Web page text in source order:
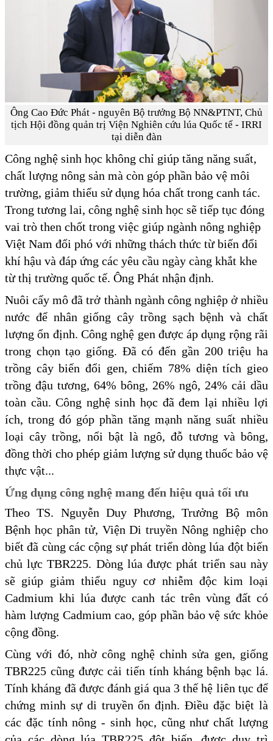
Ông Cao Đức Phát - nguyên Bộ trưởng Bộ NN&PTNT, Chủ
tịch Hội đồng quản trị Viện Nghiên cứu lúa Quốc tế - IRRI
tại diễn đàn
Công nghệ sinh học không chỉ giúp tăng năng suất,
chất lượng nông sản mà còn góp phần bảo vệ môi
trường, giảm thiểu sử dụng hóa chất trong canh tác.
Trong tương lai, công nghệ sinh học sẽ tiếp tục đóng
vai trò then chốt trong việc giúp ngành nông nghiệp
Việt Nam đối phó với những thách thức từ biến đổi
khí hậu và đáp ứng các yêu cầu ngày càng khắt khe
từ thị trường quốc tế. Ông Phát nhận định.
Nuôi cấy mô đã trở thành ngành công nghiệp ở nhiều
nước để nhân giống cây trồng sạch bệnh và chất
lượng ổn định. Công nghệ gen được áp dụng rộng rãi
trong chọn tạo giống. Đã có đến gần 200 triệu ha
trồng cây biến đổi gen, chiếm 78% diện tích gieo
trồng đậu tương, 64% bông, 26% ngô, 24% cải dầu
toàn cầu. Công nghệ sinh học đã đem lại nhiều lợi
ích, trong đó góp phần tăng mạnh năng suất nhiều
loại cây trồng, nổi bật là ngô, đỗ tương và bông,
đồng thời cho phép giảm lượng sử dụng thuốc bảo vệ
thực vật...
Ứng dụng công nghệ mang đến hiệu quả tối ưu
Theo TS. Nguyễn Duy Phương, Trưởng Bộ môn
Bệnh học phân tử, Viện Di truyền Nông nghiệp cho
biết đã cùng các cộng sự phát triển dòng lúa đột biến
chủ lực TBR225. Dòng lúa được phát triển sau này
sẽ giúp giảm thiểu nguy cơ nhiễm độc kim loại
Cadmium khi lúa được canh tác trên vùng đất có
hàm lượng Cadmium cao, góp phần bảo vệ sức khỏe
cộng đồng.
Cùng với đó, nhờ công nghệ chỉnh sửa gen, giống
TBR225 cũng được cải tiến tính kháng bệnh bạc lá.
Tính kháng đã được đánh giá qua 3 thế hệ liên tục để
chứng minh sự di truyền ổn định. Điều đặc biệt là
các đặc tính nông - sinh học, cũng như chất lượng